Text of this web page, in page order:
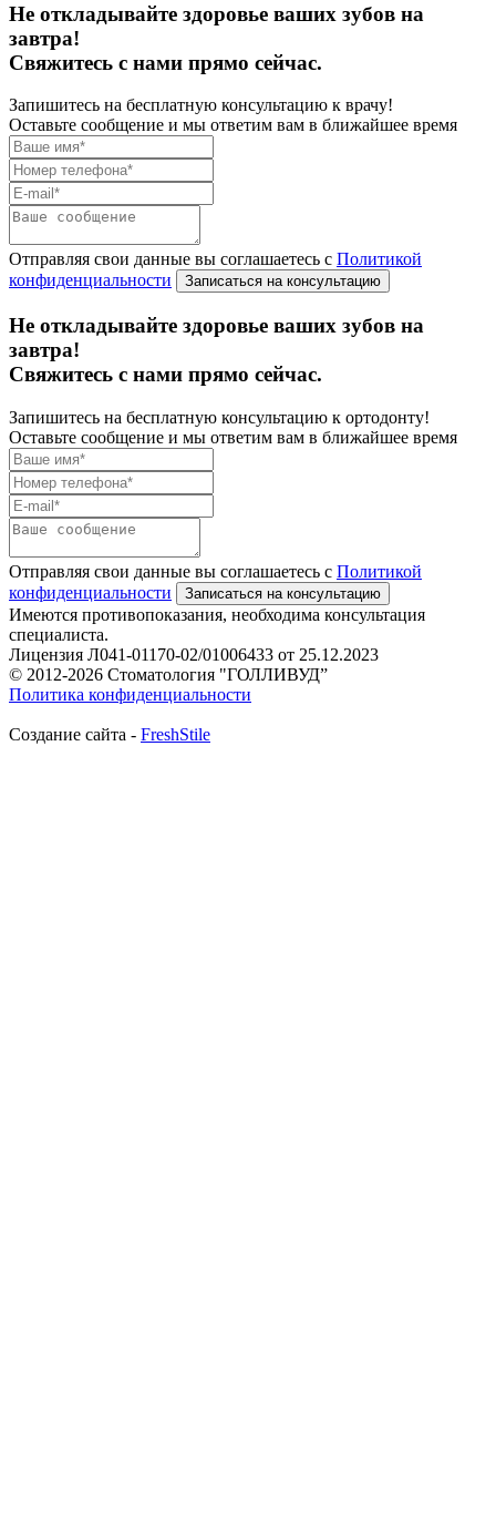
Не откладывайте здоровье ваших зубов на
завтра!
Свяжитесь с нами прямо сейчас.
Запишитесь на бесплатную консультацию к врачу!
Оставьте сообщение и мы ответим вам в ближайшее время
Отправляя свои данные вы соглашаетесь с Политикой
конфиденциальности
Не откладывайте здоровье ваших зубов на
завтра!
Свяжитесь с нами прямо сейчас.
Запишитесь на бесплатную консультацию к ортодонту!
Оставьте сообщение и мы ответим вам в ближайшее время
Отправляя свои данные вы соглашаетесь с Политикой
конфиденциальности
Имеются противопоказания, необходима консультация
специалиста.
Лицензия Л041-01170-02/01006433 от 25.12.2023
© 2012-2026 Стоматология "ГОЛЛИВУД”
Политика конфиденциальности
Создание сайта - FreshStile